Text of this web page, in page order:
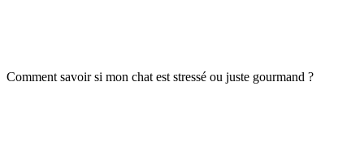
Comment savoir si mon chat est stressé ou juste gourmand ?